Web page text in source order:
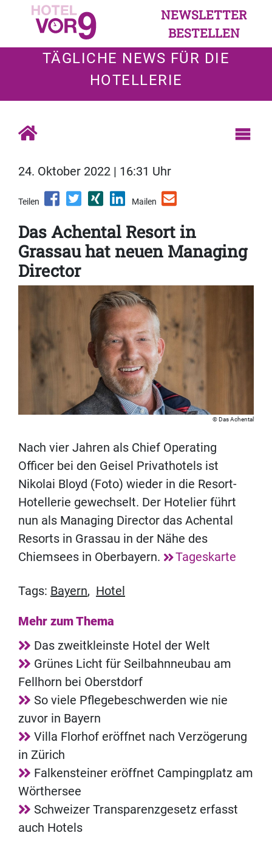
NEWSLETTER
BESTELLEN
TÄGLICHE NEWS FÜR DIE
HOTELLERIE
24. Oktober 2022 | 16:31 Uhr
Teilen Mailen
Das Achental Resort in
Grassau hat neuen Managing
Director
Das Achental
Nach vier Jahren als Chief Operating
Officer bei den Geisel Privathotels ist
Nikolai Bloyd (Foto) wieder in die Resort-
Hotellerie gewechselt. Der Hotelier führt
nun als Managing Director das Achental
Resorts in Grassau in der Nähe des
Chiemsees in Oberbayern.
Tageskarte
Tags: Bayern, Hotel
Mehr zum Thema
Das zweitkleinste Hotel der Welt
Grünes Licht für Seilbahnneubau am
Fellhorn bei Oberstdorf
So viele Pflegebeschwerden wie nie
zuvor in Bayern
Villa Florhof eröffnet nach Verzögerung
in Zürich
Falkensteiner eröffnet Campingplatz am
Wörthersee
Schweizer Transparenzgesetz erfasst
auch Hotels